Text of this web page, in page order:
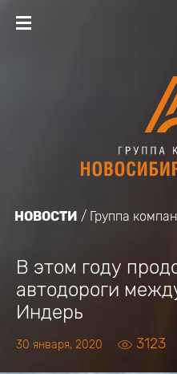
НОВОСТИ Группа
В этом году
автодороги
Индерь
30 января, 2020 3123